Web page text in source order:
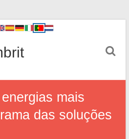
mais
das soluções